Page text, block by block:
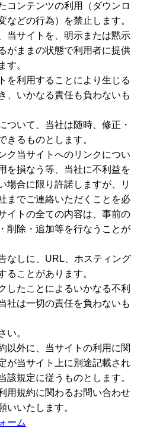
コンテンツの利用（ダウンロ
などの行為）を禁止します。
当サイトを、明示または黙示
がままの状態で利用者に提供
す。
を利用することにより生じる
、いかなる責任も負わないも
ついて、当社は随時、修正・
きるものとします。
ク当サイトへのリンクについ
を損なう等、当社に不利益を
場合に限り許諾しますが、リ
までご連絡いただくことを必
イトの全ての内容は、事前の
削除・追加等を行なうことが
なしに、URL、ホスティング
ることがあります。
したことによるいかなる不利
社は一切の責任を負わないも
い。
以外に、当サイトの利用に関
が当サイト上に別途記載され
該規定に従うものとします。
用規約に関わるお問い合わせ
いいたします。
ーム